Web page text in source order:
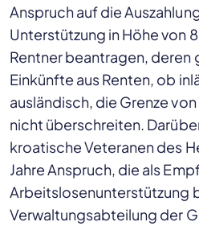
Anspruch auf die
Unterstützung in Höhe von
Rentner beantragen,
Einkünfte aus Renten, ob
ausländisch, die Grenze
nicht überschreiten.
kroatische Veteranen des
Jahre Anspruch, die als
Arbeitslosenunterstützung
Verwaltungsabteilung der